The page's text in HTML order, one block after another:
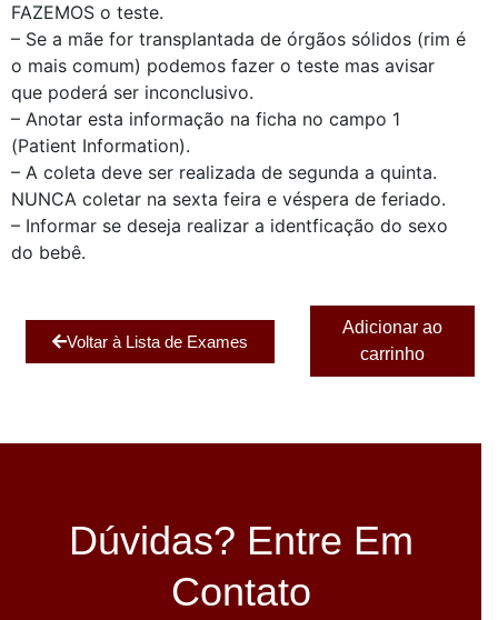
FAZEMOS o teste.
– Se a mãe for transplantada de órgãos sólidos (rim é
o mais comum) podemos fazer o teste mas avisar
que poderá ser inconclusivo.
– Anotar esta informação na ficha no campo 1
(Patient Information).
– A coleta deve ser realizada de segunda a quinta.
NUNCA coletar na sexta feira e véspera de feriado.
– Informar se deseja realizar a identficação do sexo
do bebê.
Voltar à Lista de Exames
Adicionar ao
carrinho
Dúvidas? Entre Em
Contato